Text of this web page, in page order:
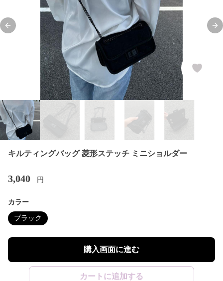
Previous slide
キルティングバッグ 菱形ステッチ ミニショルダー
3,040 円
カラー
ブラック
購入画面に進む
カートに追加する